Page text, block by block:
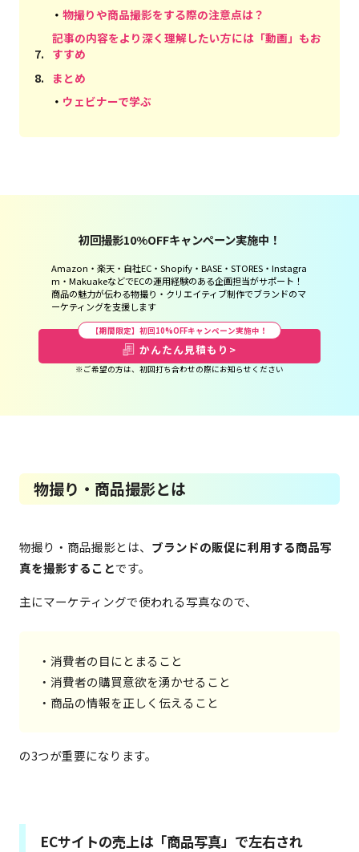
・ 物撮りや商品撮影をする際の注意点は？
7.
記事の内容をより深く理解したい方には「動画」もお
すすめ
8.
まとめ
・ ウェビナーで学ぶ
初回撮影10%OFFキャンペーン実施中！
Amazon・楽天・自社EC・Shopify・BASE・STORES・Instagra
m・MakuakeなどでECの運用経験のある企画担当がサポート！
商品の魅力が伝わる物撮り・クリエイティブ制作でブランドのマ
ーケティングを支援します
【期間限定】初回10%OFFキャンペーン実施中！
かんたん見積もり >
※ご希望の方は、初回打ち合わせの際にお知らせください
物撮り・商品撮影とは
物撮り・商品撮影とは、 ブランドの販促に利用する商品写
真を撮影することです。
主にマーケティングで使われる写真なので、
・消費者の目にとまること
・消費者の購買意欲を湧かせること
・商品の情報を正しく伝えること
の3つが重要になります。
ECサイトの売上は「商品写真」で左右され